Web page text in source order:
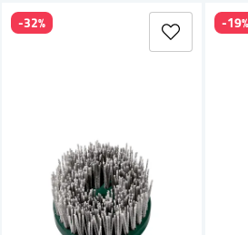
Tillbehör – polerhattor.
Tips
Varför handla hos Toolab?
Brett utbud.
Stor produktkunskap.
Vi använder produkterna själva.
-32% -19%